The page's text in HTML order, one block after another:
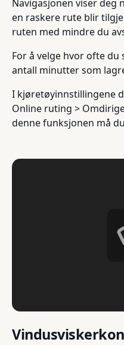
Navigasjonen viser deg
en raskere rute blir
ruten med mindre du
For å velge hvor ofte
antall minutter som
I kjøretøyinnstillingene
Online ruting >
denne funksjonen må